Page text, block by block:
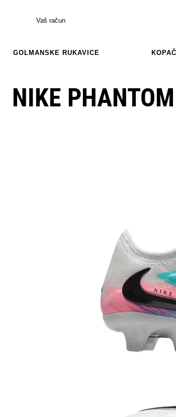
Vaš račun
GOLMANSKE RUKAVICE
NIKE